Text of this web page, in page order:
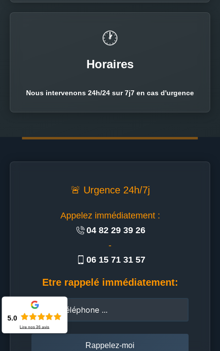
🕐
Horaires
Nous intervenons 24h/24 sur 7j7 en cas d'urgence
🚨 Urgence 24h/7j
Appelez immédiatement :
04 82 29 39 26
-
06 15 71 31 57
Etre rappelé immédiatement:
5.0
Lire nos36 avis